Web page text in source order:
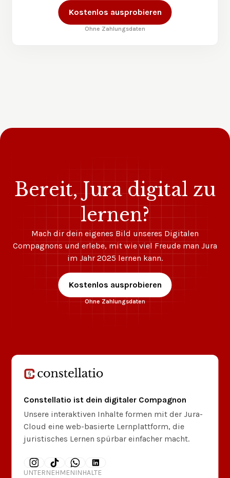
Kostenlos ausprobieren
Ohne Zahlungsdaten
Bereit, Jura digital zu
lernen?
Mach dir dein eigenes Bild unseres Digitalen
Compagnons und erlebe, mit wie viel Freude man Jura
im Jahr 2025 lernen kann.
Kostenlos ausprobieren
Ohne Zahlungsdaten
Constellatio ist dein digitaler Compagnon
Unsere interaktiven Inhalte formen mit der Jura-
Cloud eine web-basierte Lernplattform, die
juristisches Lernen spürbar einfacher macht.
UNTERNEHMENINHALTE